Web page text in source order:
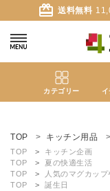
card_giftcard 送料無料
カテゴリー
ようこそ ゲスト 様
meeting_room ログイン
TOP キッチン用品
TOP
キッチン企画
TOP
夏の快適生活
TOP
人気のマグカップ
TOP
誕生日